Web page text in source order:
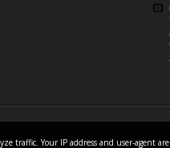
traffic. Your IP address and user-agent